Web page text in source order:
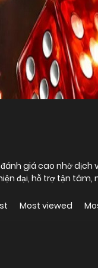
giá cao nhờ
đại, hỗ trợ tận
Most viewed